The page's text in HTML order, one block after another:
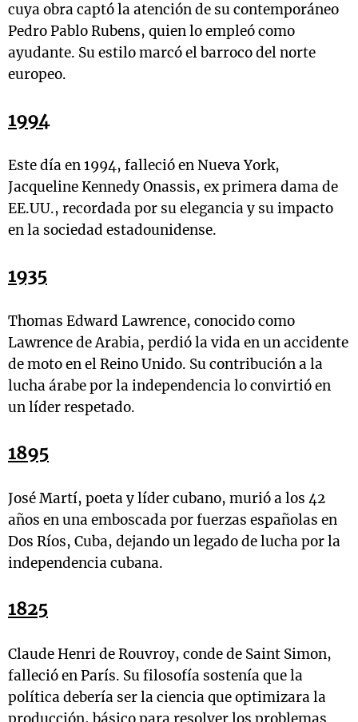
cuya obra captó la atención de su contemporáneo
Pedro Pablo Rubens, quien lo empleó como
ayudante. Su estilo marcó el barroco del norte
europeo.
1994
Este día en 1994, falleció en Nueva York,
Jacqueline Kennedy Onassis, ex primera dama de
EE.UU., recordada por su elegancia y su impacto
en la sociedad estadounidense.
1935
Thomas Edward Lawrence, conocido como
Lawrence de Arabia, perdió la vida en un accidente
de moto en el Reino Unido. Su contribución a la
lucha árabe por la independencia lo convirtió en
un líder respetado.
1895
José Martí, poeta y líder cubano, murió a los 42
años en una emboscada por fuerzas españolas en
Dos Ríos, Cuba, dejando un legado de lucha por la
independencia cubana.
1825
Claude Henri de Rouvroy, conde de Saint Simon,
falleció en París. Su filosofía sostenía que la
política debería ser la ciencia que optimizara la